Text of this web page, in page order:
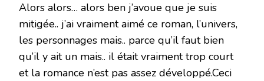
Alors alors… alors ben j’avoue que je suis
mitigée.. j’ai vraiment aimé ce roman, l’univers,
les personnages mais.. parce qu’il faut bien
qu’il y ait un mais.. il était vraiment trop court
et la romance n’est pas assez développé.Ceci